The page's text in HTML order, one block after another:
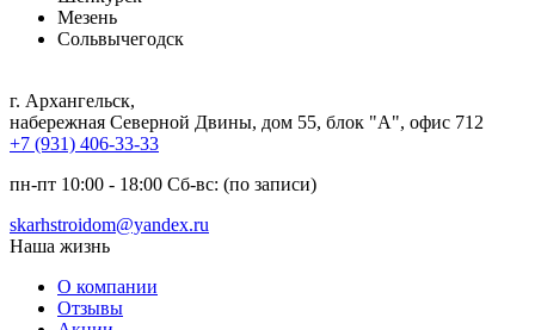
Мезень
Сольвычегодск
г. Архангельск,
набережная Северной Двины, дом 55, блок "А", офис 712
+7 (931) 406-33-33
пн-пт 10:00 - 18:00 Сб-вс: (по записи)
skarhstroidom@yandex.ru
Наша жизнь
О компании
Отзывы